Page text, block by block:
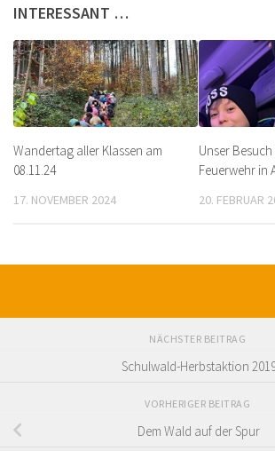
INTERESSANT …
Wandertag aller Klassen am
08.11.24
17. NOVEMBER 2024
Unser
Feuerwehr in
20. FEBRUAR
NÄCHSTER BEITRAG
Schulwald-Herbstaktion
VORHERIGER BEITRAG
Dem Wald auf der Spur